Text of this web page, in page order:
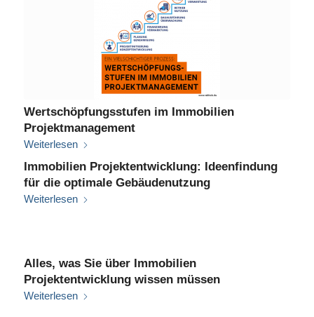
Wertschöpfungsstufen im Immobilien
Projektmanagement
Weiterlesen
Immobilien Projektentwicklung: Ideenfindung
für die optimale Gebäudenutzung
Weiterlesen
Alles, was Sie über Immobilien
Projektentwicklung wissen müssen
Weiterlesen